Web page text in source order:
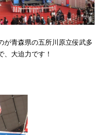
が青森県の五所川原立佞武多
、大迫力です！